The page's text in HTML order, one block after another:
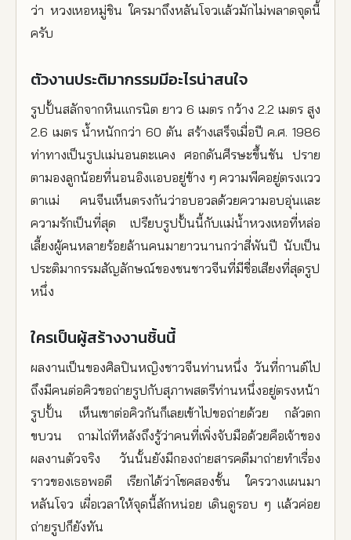
ว่า หวงเหอหมู่ชิน ใครมาถึงหลันโจวแล้วมักไม่พลาดจุดนี้
ครับ
ตัวงานประติมากรรมมีอะไรน่าสนใจ
รูปปั้นสลักจากหินแกรนิต ยาว 6 เมตร กว้าง 2.2 เมตร สูง
2.6 เมตร น้ำหนักกว่า 60 ตัน สร้างเสร็จเมื่อปี ค.ศ. 1986
ท่าทางเป็นรูปแม่นอนตะแคง ศอกดันศีรษะขึ้นชัน ปราย
ตามองลูกน้อยที่นอนอิงแอบอยู่ข้าง ๆ ความพีคอยู่ตรงแวว
ตาแม่ คนจีนเห็นตรงกันว่าอบอวลด้วยความอบอุ่นและ
ความรักเป็นที่สุด เปรียบรูปปั้นนี้กับแม่น้ำหวงเหอที่หล่อ
เลี้ยงผู้คนหลายร้อยล้านคนมายาวนานกว่าสี่พันปี นับเป็น
ประติมากรรมสัญลักษณ์ของชนชาวจีนที่มีชื่อเสียงที่สุดรูป
หนึ่ง
ใครเป็นผู้สร้างงานชิ้นนี้
ผลงานเป็นของศิลปินหญิงชาวจีนท่านหนึ่ง วันที่กานต์ไป
ถึงมีคนต่อคิวขอถ่ายรูปกับสุภาพสตรีท่านหนึ่งอยู่ตรงหน้า
รูปปั้น เห็นเขาต่อคิวกันก็เลยเข้าไปขอถ่ายด้วย กลัวตก
ขบวน ถามไถ่ทีหลังถึงรู้ว่าคนที่เพิ่งจับมือด้วยคือเจ้าของ
ผลงานตัวจริง วันนั้นยังมีกองถ่ายสารคดีมาถ่ายทำเรื่อง
ราวของเธอพอดี เรียกได้ว่าโชคสองชั้น ใครวางแผนมา
หลันโจว เผื่อเวลาให้จุดนี้สักหน่อย เดินดูรอบ ๆ แล้วค่อย
ถ่ายรูปก็ยังทัน